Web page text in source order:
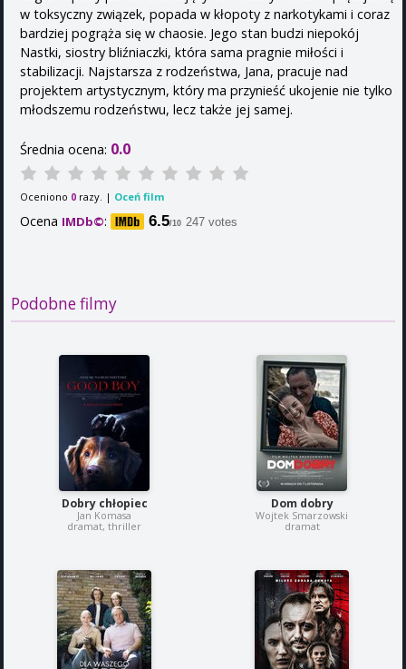
w toksyczny związek, popada w kłopoty z narkotykami i coraz
bardziej pogrąża się w chaosie. Jego stan budzi niepokój
Nastki, siostry bliźniaczki, która sama pragnie miłości i
stabilizacji. Najstarsza z rodzeństwa, Jana, pracuje nad
projektem artystycznym, który ma przynieść ukojenie nie tylko
młodszemu rodzeństwu, lecz także jej samej.
Średnia ocena: 0.0
Oceniono 0 razy. | Oceń film
Ocena IMDb©: 6.5/10 247 votes
Podobne filmy
Dobry chłopiec
Jan Komasa
dramat, thriller
Dom dobry
Wojtek Smarzowski
dramat